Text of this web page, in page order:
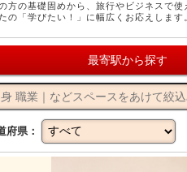
方の基礎固めから、旅行やビジネスで
の「学びたい！」に幅広くお応えします
最寄駅から探す
府県：